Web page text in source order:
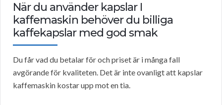
När du använder kapslar I
kaffemaskin behöver du billiga
kaffekapslar med god smak
Du får vad du betalar för och priset är i många fall
avgörande för kvaliteten. Det är inte ovanligt att kapslar
kaffemaskin kostar upp mot en tia.